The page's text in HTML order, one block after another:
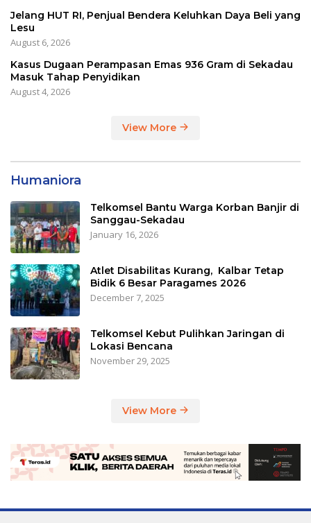
Jelang HUT RI, Penjual Bendera Keluhkan Daya Beli yang
Lesu
August 6, 2026
Kasus Dugaan Perampasan Emas 936 Gram di Sekadau
Masuk Tahap Penyidikan
August 4, 2026
View More
Humaniora
Telkomsel Bantu Warga Korban Banjir di
Sanggau-Sekadau
January 16, 2026
Atlet Disabilitas Kurang, Kalbar Tetap
Bidik 6 Besar Paragames 2026
December 7, 2025
Telkomsel Kebut Pulihkan Jaringan di
Lokasi Bencana
November 29, 2025
View More